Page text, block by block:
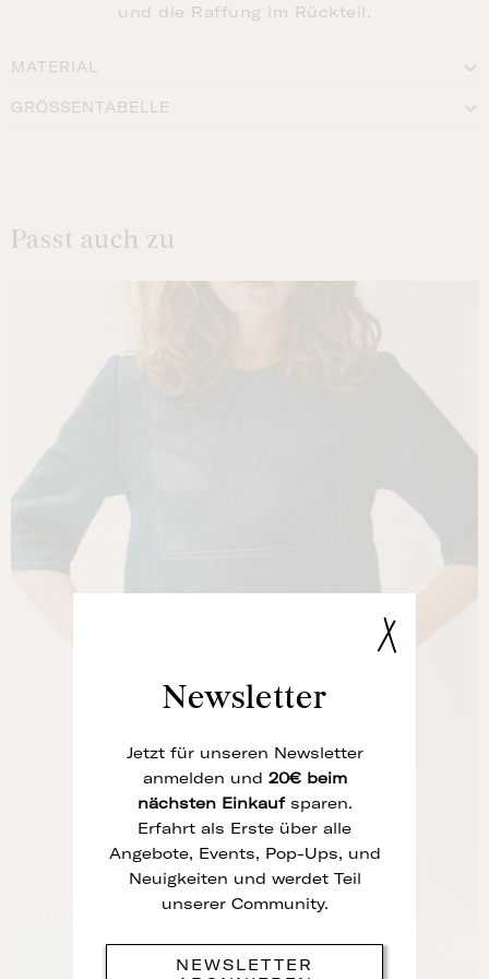
und die Raffung im Rückteil.
MATERIAL
GRÖSSENTABELLE
Passt auch zu
Newsletter
Jetzt für unseren Newsletter
anmelden und 20€ beim
nächsten Einkaufsparen.
Erfahrt als Erste über alle
Angebote, Events, Pop-Ups, und
Neuigkeiten und werdet Teil
unserer Community.
NEWSLETTER